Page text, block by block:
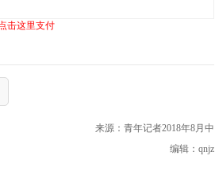
击这里支付
来源：青年记者2018年8月中
编辑：qnjz